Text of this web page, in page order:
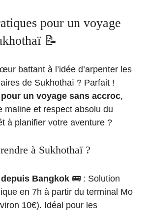
pour un voyage
📝
battant à l’idée d’arpenter les
de Sukhothaï ? Parfait !
un voyage sans accroc,
maline et respect absolu du
à planifier votre aventure ?
à Sukhothaï ?
Bangkok 🚌 : Solution
en 7h à partir du terminal Mo
10€). Idéal pour les